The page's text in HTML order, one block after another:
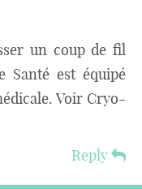
un coup de fil
Santé est équipé
Voir Cryo-
Reply